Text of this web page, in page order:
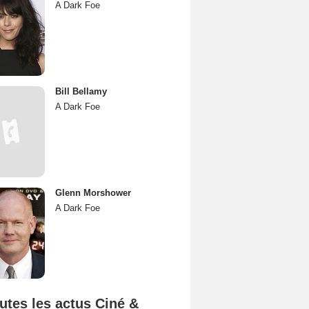
A Dark Foe
Bill Bellamy
A Dark Foe
Glenn Morshower
A Dark Foe
les actus Ciné &